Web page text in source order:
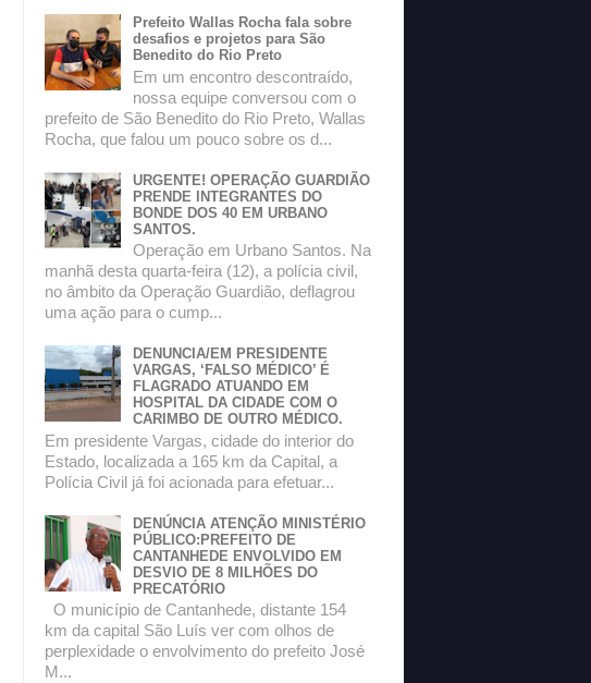
Prefeito Wallas Rocha fala sobre
desafios e projetos para São
Benedito do Rio Preto
Em um encontro descontraído,
nossa equipe conversou com o
prefeito de São Benedito do Rio Preto, Wallas
Rocha, que falou um pouco sobre os d...
URGENTE! OPERAÇÃO GUARDIÃO
PRENDE INTEGRANTES DO
BONDE DOS 40 EM URBANO
SANTOS.
Operação em Urbano Santos. Na
manhã desta quarta-feira (12), a polícia civil,
no âmbito da Operação Guardião, deflagrou
uma ação para o cump...
DENUNCIA/EM PRESIDENTE
VARGAS, ‘FALSO MÉDICO’ É
FLAGRADO ATUANDO EM
HOSPITAL DA CIDADE COM O
CARIMBO DE OUTRO MÉDICO.
Em presidente Vargas, cidade do interior do
Estado, localizada a 165 km da Capital, a
Polícia Civil já foi acionada para efetuar...
DENÚNCIA ATENÇÃO MINISTÉRIO
PÚBLICO:PREFEITO DE
CANTANHEDE ENVOLVIDO EM
DESVIO DE 8 MILHÕES DO
PRECATÓRIO
O município de Cantanhede, distante 154
km da capital São Luís ver com olhos de
perplexidade o envolvimento do prefeito José
M...